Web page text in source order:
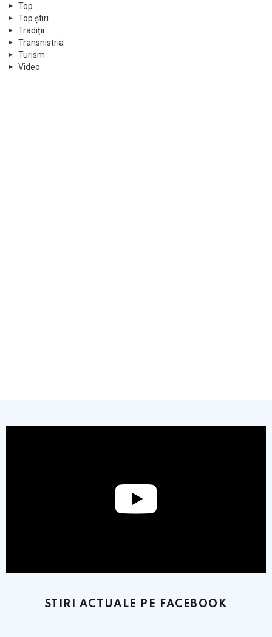
Top
Top știri
Tradiții
Transnistria
Turism
Video
STIRI ACTUALE PE FACEBOOK